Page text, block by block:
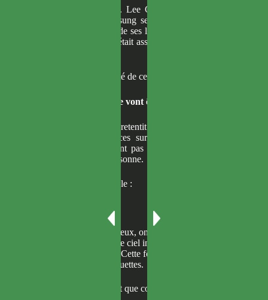
Yoo Sangah pleurait. Lee Gilyoung avait fermé
les yeux. Lee Hyunsung serrait les dents si fort
que du sang coulait de ses lèvres. Jung Heewon,
vidée de ses forces, était assise dans une mare de
Oui, telle était la vérité de ce monde.
Les frais de survie vont être calculés.
Un bruit d’explosion retentit tout autour. Ceux qui
possédaient des pièces survécurent, tandis que
ceux qui n’en avaient pas moururent. Personne
n’avait pu sauver personne.
Je m’adressai à la foule :
Même en levant les yeux, on ne voyait pas le ciel.
Je fixai longuement ce ciel invisible, luttant contre
une grande destinée. Cette fois, les Constellations
bruyantes restaient muettes.
— Ce scénario ne fait que commencer.